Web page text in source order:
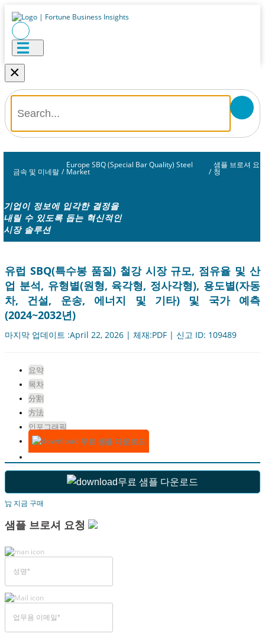
×
금속 및 미네랄 /
Europe SBQ (Special Bar Quality) Steel
Market /
샘플 브로셔 요
청
기업이 정보에 입각한 결정을
내릴 수 있도록 돕는 혁신적인
시장 솔루션
유럽 ​​SBQ(특수봉 품질) 철강 시장 규모, 점유율 및 산
업 분석, 유형별(원형, 육각형, 정사각형), 용도별(자동
차, 건설, 운송, 에너지 및 기타) 및 국가 예측
(2024~2032년)
마지막 업데이트 :April 22, 2026 | 체재:PDF | 신고 ID: 109489
요약
목차
分割
方法
인포그래픽
무료 샘플 다운로드
무료 샘플 다운로드
지금 구매
샘플 브로셔 요청